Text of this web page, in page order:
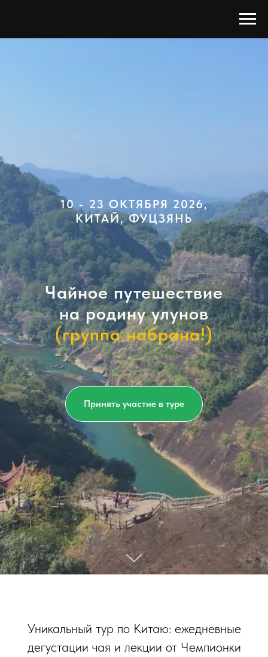
10 - 23 ОКТЯБРЯ 2026,
КИТАЙ, ФУЦЗЯНЬ
Чайное путешествие
на родину улунов
(группа набрана!)
Принять участие в туре
Уникальный тур по Китаю: ежедневные
дегустации чая и лекции от Чемпионки